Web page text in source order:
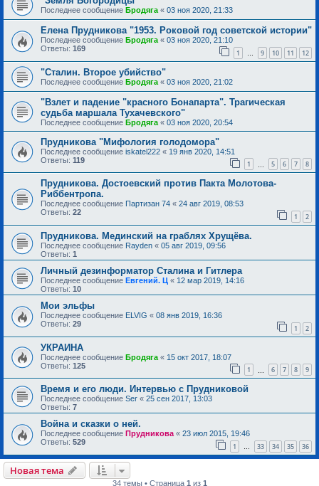
Последнее сообщение Бродяга « 03 ноя 2020, 21:33
Елена Прудникова "1953. Роковой год советской истории"
Последнее сообщение Бродяга « 03 ноя 2020, 21:10
Ответы: 169 1 … 9 10 11 12
"Сталин. Второе убийство"
Последнее сообщение Бродяга « 03 ноя 2020, 21:02
"Взлет и падение "красного Бонапарта". Трагическая
судьба маршала Тухачевского"
Последнее сообщение Бродяга « 03 ноя 2020, 20:54
Прудникова "Мифология голодомора"
Последнее сообщение iskatel222 « 19 янв 2020, 14:51
Ответы: 119 1 5 6 7 8
Прудникова. Достоевский против Пакта Молотова-
Риббентропа.
Последнее сообщение Партизан 74 « 24 авг 2019, 08:53
Ответы: 22 1 2
Прудникова. Мединский на граблях Хрущёва.
Последнее сообщение Rayden « 05 авг 2019, 09:56
Ответы: 1
Личный дезинформатор Сталина и Гитлера
Последнее сообщение Евгений. Ц « 12 мар 2019, 14:16
Ответы: 10
Мои эльфы
Последнее сообщение ELVIG « 08 янв 2019, 16:36
Ответы: 29 1 2
УКРАИНА
Последнее сообщение Бродяга « 15 окт 2017, 18:07
Ответы: 125 1 6 7 8 9
Время и его люди. Интервью с Прудниковой
Последнее сообщение Ser « 25 сен 2017, 13:03
Ответы: 7
Война и сказки о ней.
Последнее сообщение Прудникова « 23 июл 2015, 19:46
Ответы: 529 1 … 33 34 35 36
Новая тема
34 темы • Страница 1 из 1